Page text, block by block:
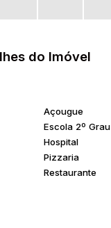
do Imóvel
Açougue
Escola 2º Grau
Hospital
Pizzaria
Restaurante